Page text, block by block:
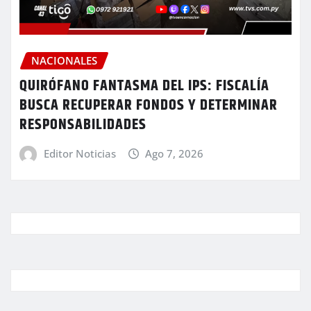
NACIONALES
QUIRÓFANO FANTASMA DEL IPS: FISCALÍA
BUSCA RECUPERAR FONDOS Y DETERMINAR
RESPONSABILIDADES
Editor Noticias Ago 7, 2026